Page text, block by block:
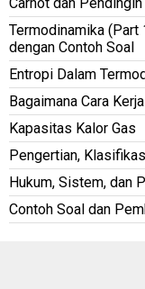
Termodinamika (Part
dengan Contoh Soal
Entropi Dalam
Bagaimana Cara
Kapasitas Kalor Gas
Pengertian,
Hukum, Sistem, dan
Contoh Soal dan